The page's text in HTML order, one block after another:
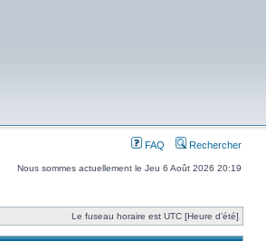
FAQ Rechercher
Nous sommes actuellement le Jeu 6 Août 2026 20:19
Le fuseau horaire est UTC [Heure d’été]